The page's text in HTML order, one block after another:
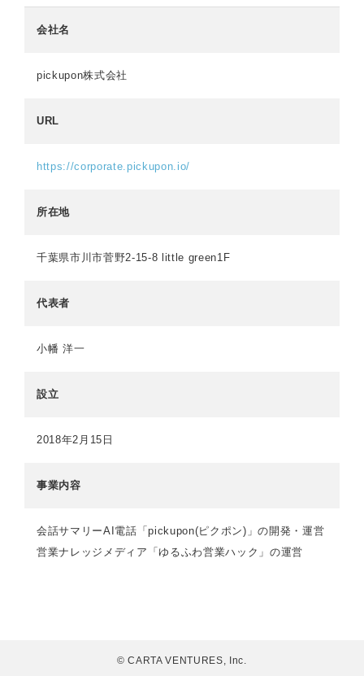
会社名
pickupon株式会社
URL
https://corporate.pickupon.io/
所在地
千葉県市川市菅野2-15-8 little green1F
代表者
小幡 洋一
設立
2018年2月15日
事業内容
会話サマリーAI電話「pickupon(ピクポン)」の開発・運営
営業ナレッジメディア「ゆるふわ営業ハック」の運営
© CARTA VENTURES, Inc.